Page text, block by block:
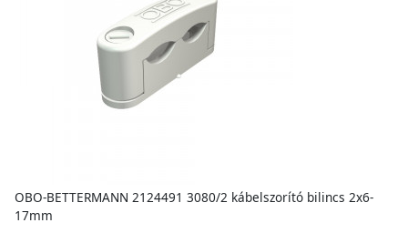
OBO-BETTERMANN 2124491 3080/2 kábelszorító bilincs 2x6-
17mm